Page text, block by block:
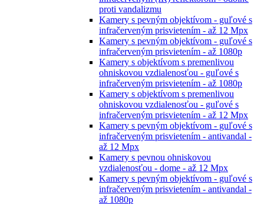
proti vandalizmu
Kamery s pevným objektívom - guľové s
infračerveným prisvietením - až 12 Mpx
Kamery s pevným objektívom - guľové s
infračerveným prisvietením - až 1080p
Kamery s objektívom s premenlivou
ohniskovou vzdialenosťou - guľové s
infračerveným prisvietením - až 1080p
Kamery s objektívom s premenlivou
ohniskovou vzdialenosťou - guľové s
infračerveným prisvietením - až 12 Mpx
Kamery s pevným objektívom - guľové s
infračerveným prisvietením - antivandal -
až 12 Mpx
Kamery s pevnou ohniskovou
vzdialenosťou - dome - až 12 Mpx
Kamery s pevným objektívom - guľové s
infračerveným prisvietením - antivandal -
až 1080p